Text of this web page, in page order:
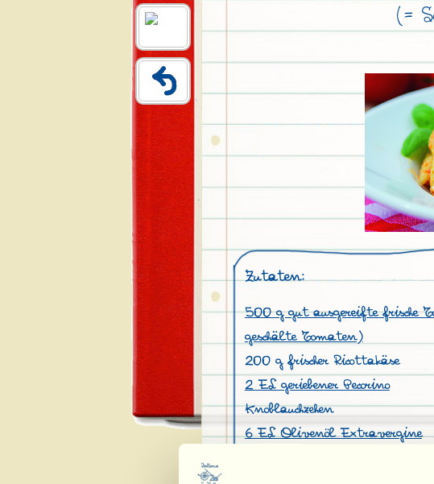
(=
Zutaten:
500 g gut ausgereifte frische
geschälte Tomaten)
200 g frischer Ricottakäse
2 EL geriebener Pecorino
Knoblauchzehen
6 EL Olivenöl Extravergine